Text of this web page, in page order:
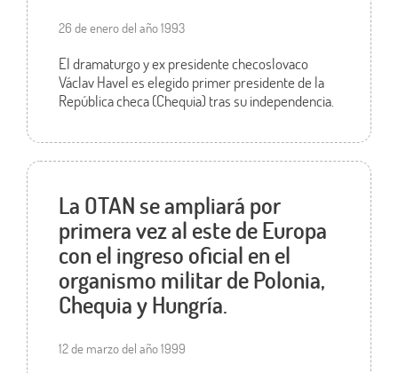
26 de enero del año 1993
El dramaturgo y ex presidente checoslovaco
Václav Havel es elegido primer presidente de la
República checa (Chequia) tras su independencia.
La OTAN se ampliará por
primera vez al este de Europa
con el ingreso oficial en el
organismo militar de Polonia,
Chequia y Hungría.
12 de marzo del año 1999